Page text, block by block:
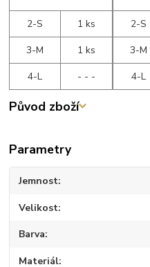
2-S
1 ks
3-M
1 ks
4-L
- - -
2-S
3-M
4-L
Původ zboží
Parametry
Jemnost
Velikost
Barva
Materiál